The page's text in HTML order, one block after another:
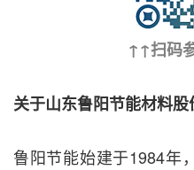
↑↑扫码
关于山东鲁阳节能材料股
鲁阳节能始建于1984年